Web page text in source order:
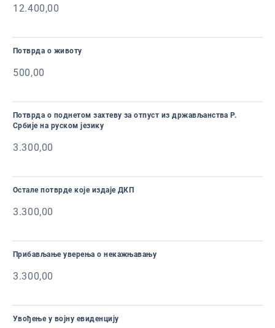
12.400,00
Потврда о животу
500,00
Потврда о поднетом захтеву за отпуст из држављанства Р.
Србије на руском језику
3.300,00
Остале потврде које издаје ДКП
3.300,00
Прибављање уверења о некажњавању
3.300,00
Увођење у војну евиденцију